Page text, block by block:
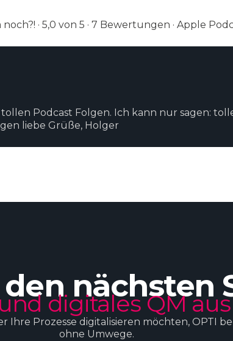
· 5,0 von 5 · 7 Bewertungen · Apple
Podcast Folgen. Ich kann nur sagen:
liebe Grüße, Holger
nächsten
digitales QM
Ihre Prozesse digitalisieren möchten, OPTI
ohne Umwege.